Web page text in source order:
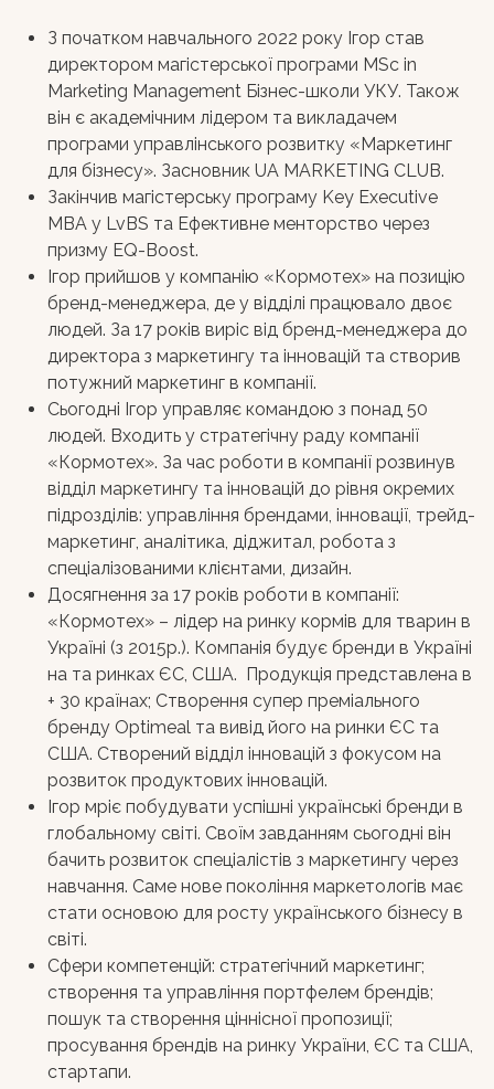
З початком навчального 2022 року Ігор став
директором магістерської програми MSc in
Marketing Management Бізнес-школи УКУ. Також
він є академічним лідером та викладачем
програми управлінського розвитку «Маркетинг
для бізнесу». Засновник UA MARKETING CLUB.
Закінчив магістерську програму Key Executive
MBA у LvBS та Ефективне менторство через
призму EQ-Boost.
Ігор прийшов у компанію «Кормотех» на позицію
бренд-менеджера, де у відділі працювало двоє
людей. За 17 років виріс від бренд-менеджера до
директора з маркетингу та інновацій та створив
потужний маркетинг в компанії.
Сьогодні Ігор управляє командою з понад 50
людей. Входить у стратегічну раду компанії
«Кормотех». За час роботи в компанії розвинув
відділ маркетингу та інновацій до рівня окремих
підрозділів: управління брендами, інновації, трейд-
маркетинг, аналітика, діджитал, робота з
спеціалізованими клієнтами, дизайн.
Досягнення за 17 років роботи в компанії:
«Кормотех» – лідер на ринку кормів для тварин в
Україні (з 2015р.). Компанія будує бренди в Україні
на та ринках ЄС, США. Продукція представлена в
+ 30 країнах; Створення супер преміального
бренду Optimeal та вивід його на ринки ЄС та
США. Створений відділ інновацій з фокусом на
розвиток продуктових інновацій.
Ігор мріє побудувати успішні українські бренди в
глобальному світі. Своїм завданням сьогодні він
бачить розвиток спеціалістів з маркетингу через
навчання. Саме нове покоління маркетологів має
стати основою для росту українського бізнесу в
світі.
Сфери компетенцій: стратегічний маркетинг;
створення та управління портфелем брендів;
пошук та створення ціннісної пропозиції;
просування брендів на ринку України, ЄС та США,
стартапи.